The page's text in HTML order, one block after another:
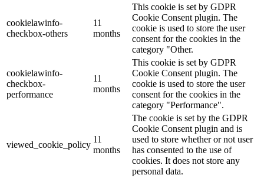
cookielawinfo-
checkbox-others
11
months
This cookie is set by GDPR
Cookie Consent plugin. The
cookie is used to store the user
consent for the cookies in the
category "Other.
cookielawinfo-
checkbox-
performance
11
months
This cookie is set by GDPR
Cookie Consent plugin. The
cookie is used to store the user
consent for the cookies in the
category "Performance".
viewed_cookie_policy
11
months
The cookie is set by the GDPR
Cookie Consent plugin and is
used to store whether or not user
has consented to the use of
cookies. It does not store any
personal data.